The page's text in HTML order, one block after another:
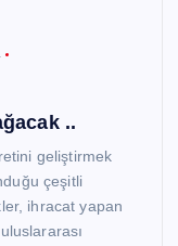
..
geliştirmek
çeşitli
ihracat yapan